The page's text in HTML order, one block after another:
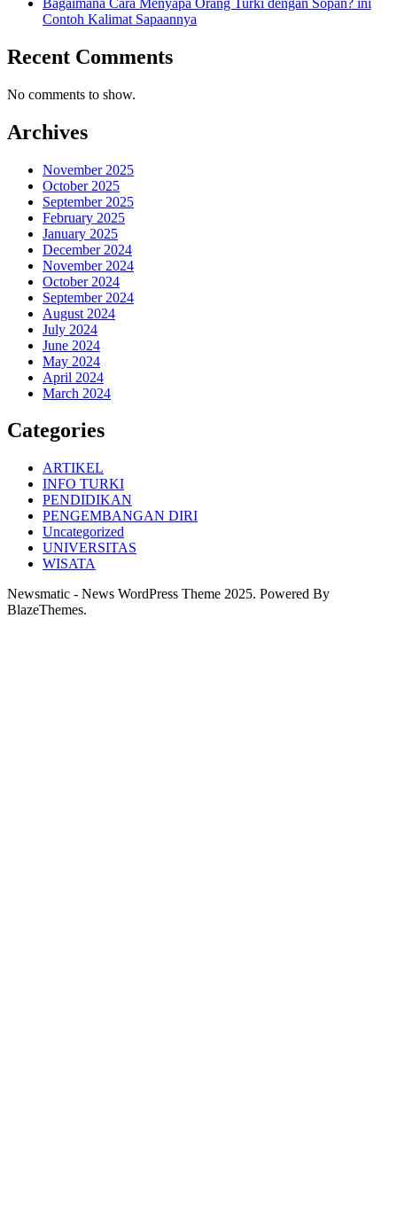
Bagaimana Cara Menyapa Orang Turki dengan Sopan? ini
Contoh Kalimat Sapaannya
Recent Comments
No comments to show.
Archives
November 2025
October 2025
September 2025
February 2025
January 2025
December 2024
November 2024
October 2024
September 2024
August 2024
July 2024
June 2024
May 2024
April 2024
March 2024
Categories
ARTIKEL
INFO TURKI
PENDIDIKAN
PENGEMBANGAN DIRI
Uncategorized
UNIVERSITAS
WISATA
Newsmatic - News WordPress Theme 2025. Powered By
BlazeThemes.